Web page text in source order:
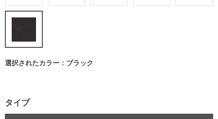
選択されたカラー：ブラック
タイプ